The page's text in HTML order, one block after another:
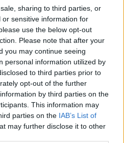
sharing to third parties, or
sensitive information for
use the below opt-out
Please note that after your
you may continue seeing
personal information utilized by
to third parties prior to
opt-out of the further
by third parties on the
This information may
parties on the IAB’s List of
may further disclose it to other
és
foci vb -